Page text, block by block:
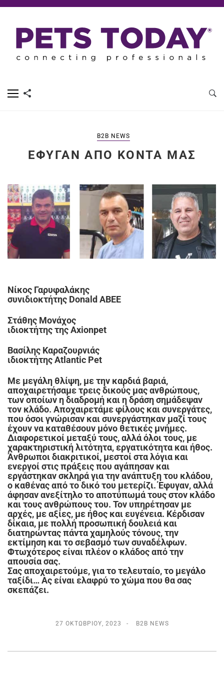
B2B NEWS
ΈΦΥΓΑΝ ΑΠΌ ΚΟΝΤΆ ΜΑΣ
Νίκος Γαρυφαλάκης
συνιδιοκτήτης Donald ΑΒΕΕ
Στάθης Μονάχος
ιδιοκτήτης της Axionpet
Βασίλης Καραζουρνιάς
ιδιοκτήτης Atlantic Pet
Με μεγάλη θλίψη, με την καρδιά βαριά,
αποχαιρετήσαμε τρεις δικούς μας ανθρώπους,
των οποίων η διαδρομή και η δράση σημάδεψαν
τον κλάδο. Αποχαιρετάμε φίλους και συνεργάτες,
που όσοι γνώρισαν και συνεργάστηκαν μαζί τους
έχουν να καταθέσουν μόνο θετικές μνήμες.
Διαφορετικοί μεταξύ τους, αλλά όλοι τους, με
χαρακτηριστική λιτότητα, εργατικότητα και ήθος.
Άνθρωποι διακριτικοί, μεστοί στα λόγια και
ενεργοί στις πράξεις που αγάπησαν και
εργάστηκαν σκληρά για την ανάπτυξη του κλάδου,
ο καθένας από το δικό του μετερίζι. Έφυγαν, αλλά
άφησαν ανεξίτηλο το αποτύπωμά τους στον κλάδο
και τους ανθρώπους του. Τον υπηρέτησαν με
αρχές, με αξίες, με ήθος και ευγένεια. Κέρδισαν
δίκαια, με πολλή προσωπική δουλειά και
διατηρώντας πάντα χαμηλούς τόνους, την
εκτίμηση και το σεβασμό των συναδέλφων.
Φτωχότερος είναι πλέον ο κλάδος από την
απουσία σας.
Σας αποχαιρετούμε, για το τελευταίο, το μεγάλο
ταξίδι… Ας είναι ελαφρύ το χώμα που θα σας
σκεπάζει.
27 ΟΚΤΩΒΡΊΟΥ, 2023 B2B NEWS